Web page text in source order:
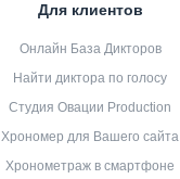
Для клиентов
Онлайн База Дикторов
Найти диктора по голосу
Студия Овации Production
Хрономер для Вашего сайта
Хронометраж в смартфоне